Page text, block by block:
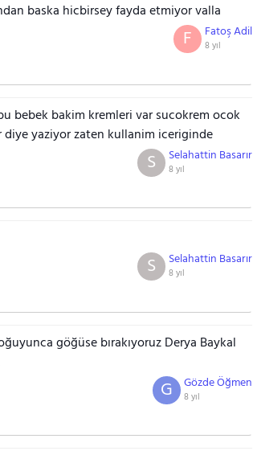
baska hicbirsey fayda etmiyor valla
Fatoş Adil
8 yıl
F
bebek bakim kremleri var sucokrem ocok
yaziyor zaten kullanim iceriginde
Selahattin Basarır
8 yıl
S
Selahattin Basarır
8 yıl
S
göğüse bırakıyoruz Derya Baykal
Gözde Öğmen
8 yıl
G